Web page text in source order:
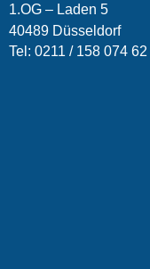
1.OG – Laden 5
40489 Düsseldorf
Tel: 0211 / 158 074 62